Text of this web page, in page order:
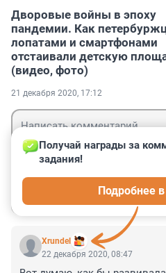
Дворовые войны в эпоху
пандемии. Как
лопатами и смартфонами
отстаивали детскую
(видео, фото)
21 декабря 2020, 17:12
Xrundel
Получай награды за
задания!
Подробнее
22 декабря 2020, 08:47